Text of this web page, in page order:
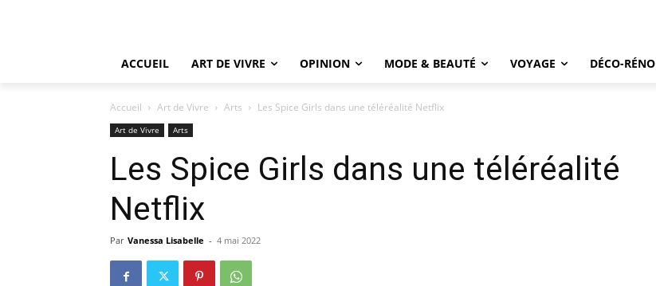
ACCUEIL ART DE VIVRE OPINION MODE & BEAUTÉ VOYAGE DÉCO-RÉNO
Accueil Art de Vivre Arts Les Spice Girls dans une téléréalité Netflix
Art de Vivre Arts
Les Spice Girls dans une téléréalité
Netflix
Par Vanessa Lisabelle - 4 mai 2022